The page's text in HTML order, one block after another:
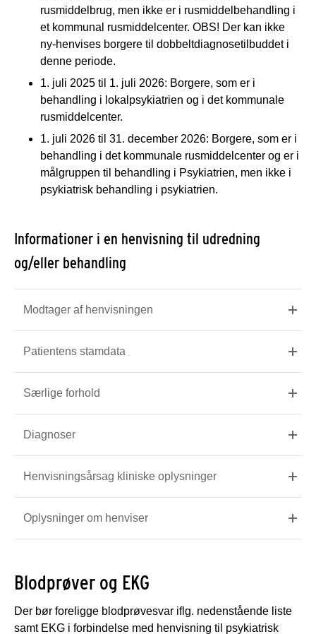
rusmiddelbrug, men ikke er i rusmiddelbehandling i
et kommunal rusmiddelcenter. OBS! Der kan ikke
ny-henvises borgere til dobbeltdiagnosetilbuddet i
denne periode.
1. juli 2025 til 1. juli 2026: Borgere, som er i
behandling i lokalpsykiatrien og i det kommunale
rusmiddelcenter.
1. juli 2026 til 31. december 2026: Borgere, som er i
behandling i det kommunale rusmiddelcenter og er i
målgruppen til behandling i Psykiatrien, men ikke i
psykiatrisk behandling i psykiatrien.
Informationer i en henvisning til udredning
og/eller behandling
Modtager af henvisningen
Patientens stamdata
Særlige forhold
Diagnoser
Henvisningsårsag kliniske oplysninger
Oplysninger om henviser
Blodprøver og EKG
Der bør foreligge blodprøvesvar iflg. nedenstående liste
samt EKG i forbindelse med henvisning til psykiatrisk